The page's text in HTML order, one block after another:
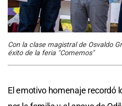
Con la clase magistral de Osvaldo
éxito de la feria "Comemos"
El emotivo homenaje recordó